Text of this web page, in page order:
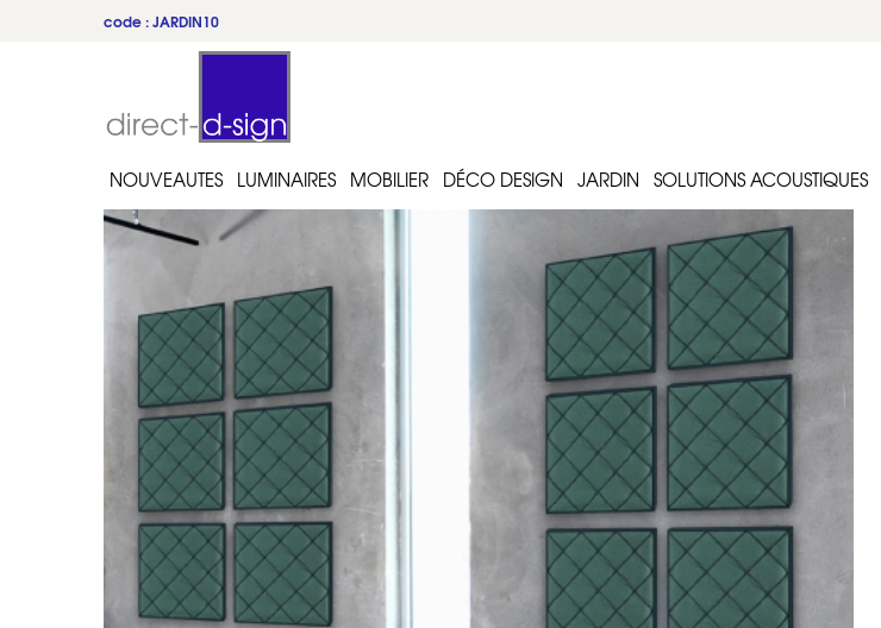
code : JARDIN10
NOUVEAUTES LUMINAIRES MOBILIER DÉCO DESIGN JARDIN SOLUTIONS ACOUSTIQUES